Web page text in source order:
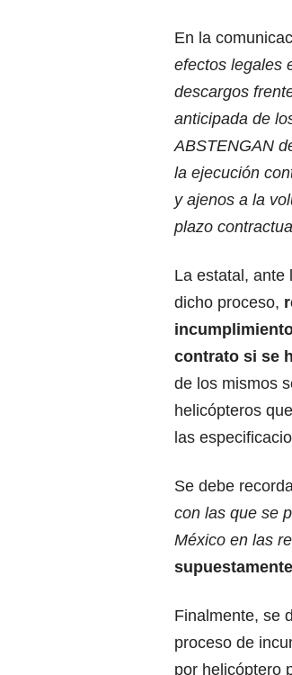
En la
efectos legales
descargos
anticipada de
ABSTENGAN
la ejecución
y ajenos a la
plazo
La estatal, ante
dicho proceso,
contrato si se
de los mismos
helicópteros
las
Se debe
con las que se
México en las
Finalmente, se
proceso de
por helicóptero